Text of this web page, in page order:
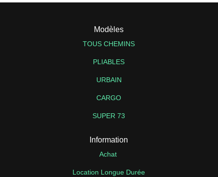
Modèles
TOUS CHEMINS
PLIABLES
URBAIN
CARGO
SUPER 73
Information
Achat
Location Longue Durée